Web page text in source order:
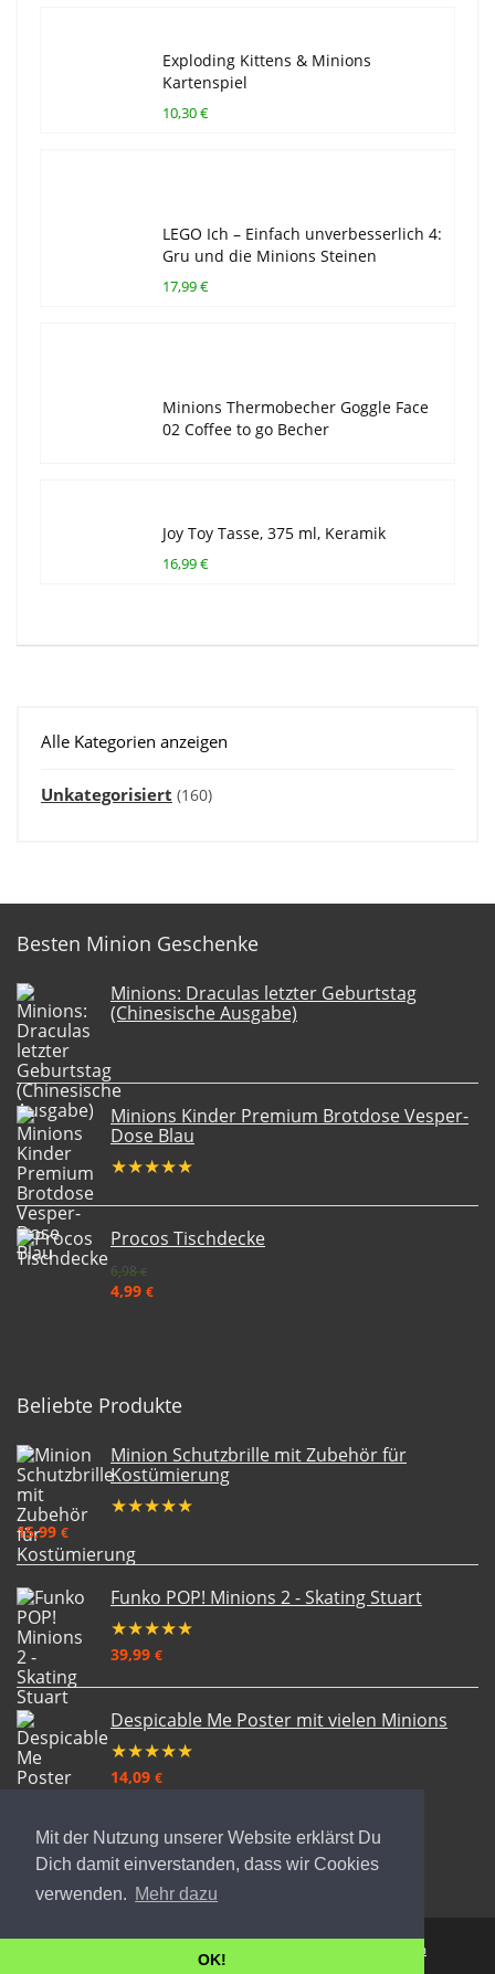
Mit der Nutzung unserer Website erklärst Du
Dich damit einverstanden, dass wir Cookies
verwenden. Mehr dazu
OK!
Exploding Kittens & Minions
Kartenspiel
10,30 €
LEGO Ich – Einfach unverbesserlich 4:
Gru und die Minions Steinen
17,99 €
Minions Thermobecher Goggle Face
02 Coffee to go Becher
Joy Toy Tasse, 375 ml, Keramik
16,99 €
Alle Kategorien anzeigen
Unkategorisiert (160)
Besten Minion Geschenke
Minions: Draculas letzter Geburtstag
(Chinesische Ausgabe)
Minions Kinder Premium Brotdose Vesper-
Dose Blau
★★★★★
Procos Tischdecke
6,98€
4,99 €
Beliebte Produkte
Minion Schutzbrille mit Zubehör für
Kostümierung
★★★★★
15,99 €
Funko POP! Minions 2 - Skating Stuart
★★★★★
39,99 €
Despicable Me Poster mit vielen Minions
★★★★★
14,09 €
Impressum